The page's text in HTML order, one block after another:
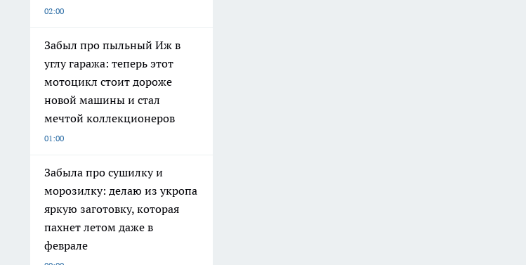
02:00
Забыл про пыльный Иж в
углу гаража: теперь этот
мотоцикл стоит дороже
новой машины и стал
мечтой коллекционеров
01:00
Забыла про сушилку и
морозилку: делаю из укропа
яркую заготовку, которая
пахнет летом даже в
феврале